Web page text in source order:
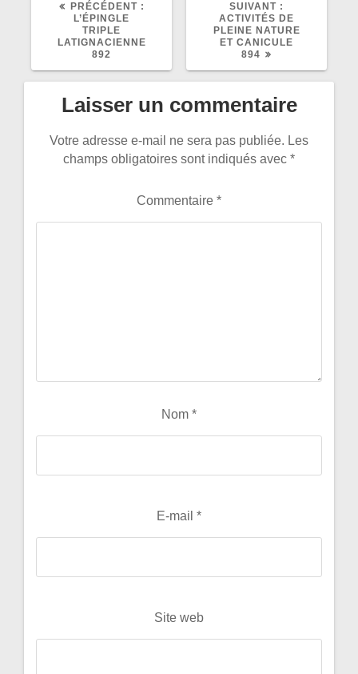
PRÉCÉDENT :
L’ÉPINGLE
TRIPLE
LATIGNACIENNE
892
SUIVANT :
SUIVANT
:
ACTIVITÉS DE
PLEINE NATURE
ET CANICULE
894
Laisser un commentaire
Votre adresse e-mail ne sera pas publiée. Les
champs obligatoires sont indiqués avec *
Commentaire *
Nom *
E-mail *
Site web